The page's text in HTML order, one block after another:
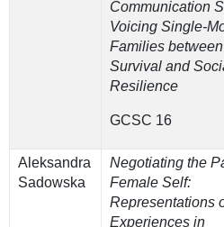
Communication
Voicing Single-
Families
Survival and
Resilience
GCSC 16
Aleksandra
Sadowska
Negotiating the
Female Self:
Representations
Experiences in